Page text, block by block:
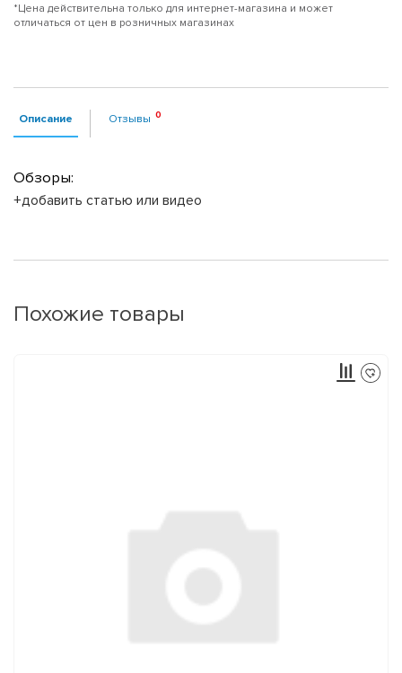
*Цена действительна только для интернет-магазина и может
отличаться от цен в розничных магазинах
Описание Отзывы
Обзоры:
+добавить статью или видео
Похожие товары